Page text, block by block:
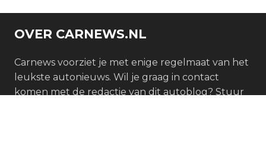
OVER CARNEWS.NL
Carnews voorziet je met enige regelmaat van het
leukste autonieuws. Wil je graag in contact
komen met de redactie van dit autoblog? Stuur